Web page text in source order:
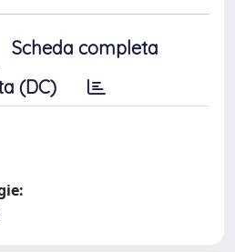
Scheda completa
(DC)